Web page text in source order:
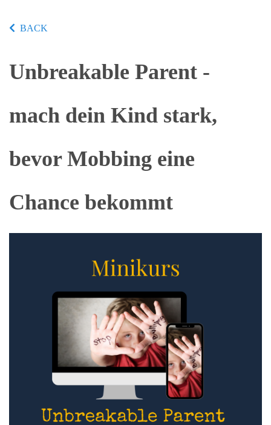
BACK
Unbreakable Parent -
mach dein Kind stark,
bevor Mobbing eine
Chance bekommt